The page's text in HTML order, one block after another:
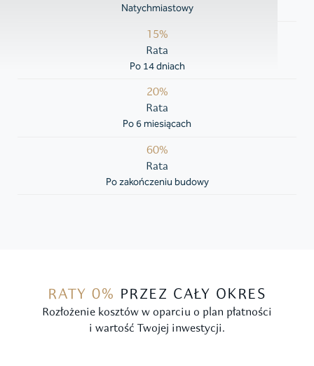
Natychmiastowy
15%
Rata
Po 14 dniach
20%
Rata
Po 6 miesiącach
60%
Rata
Po zakończeniu budowy
RATY 0% PRZEZ CAŁY OKRES
Rozłożenie kosztów w oparciu o plan płatności
i wartość Twojej inwestycji.